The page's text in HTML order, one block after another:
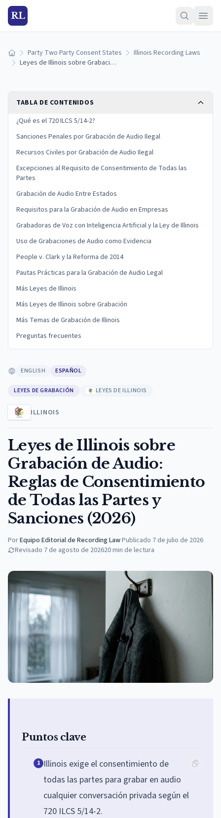
RL
Inicio Party Two Party Consent States
Illinois Recording Laws
Leyes de Illinois sobre Grabación de Audio: Reglas de Consentimiento de Todas las Partes y Sanciones (2026)
TABLA DE CONTENIDOS
¿Qué es el 720 ILCS 5/14-2?
Sanciones Penales por Grabación de Audio Ilegal
Recursos Civiles por Grabación de Audio Ilegal
Excepciones al Requisito de Consentimiento de Todas las
Partes
Grabación de Audio Entre Estados
Requisitos para la Grabación de Audio en Empresas
Grabadoras de Voz con Inteligencia Artificial y la Ley de Illinois
Uso de Grabaciones de Audio como Evidencia
People v. Clark y la Reforma de 2014
Pautas Prácticas para la Grabación de Audio Legal
Más Leyes de Illinois
Más Leyes de Illinois sobre Grabación
Más Temas de Grabación de Illinois
Preguntas frecuentes
ENGLISH ESPAÑOL
LEYES DE GRABACIÓN LEYES DE ILLINOIS
ILLINOIS
Leyes de Illinois sobre
Grabación de Audio:
Reglas de Consentimiento
de Todas las Partes y
Sanciones (2026)
PorEquipo Editorial de Recording Law·Publicado 7 de julio de 2026
Revisado 7 de agosto de 202620min de lectura
Puntos clave
1 Illinois exige el consentimiento de
todas las partes para grabar en audio
cualquier conversación privada según el
720 ILCS 5/14-2.